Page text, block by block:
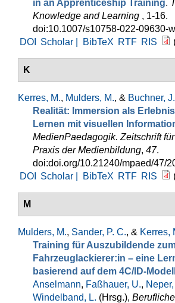
in an Apprenticeship Training.
Knowledge and Learning , 1-16.
doi:10.1007/s10758-022-09630-w
DOI
Scholar | BibTeX RTF RIS
K
Kerres, M., Mulders, M., & Buchner, J.
Realität: Immersion als
Lernen mit visuellen
MedienPaedagogik. Zeitschrift
Praxis der Medienbildung, 47.
doi:doi.org/10.21240/mpaed/47/
DOI
Scholar | BibTeX RTF RIS
M
Mulders, M., Sander, P. C., & Kerres,
Training für Auszubildende
Fahrzeuglackierer:in – eine
basierend auf dem 4C/ID-Modell
Anselmann, Faßhauer, U.,
Windelband, L. (Hrsg.),